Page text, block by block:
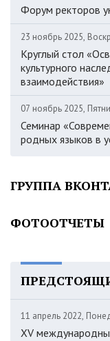
Форум ректоров
23 ноябрь 2025,
Круглый стол
культурного
взаимодействия»
07 ноябрь 2025,
Семинар
родных языков в
ГРУППА
ФОТООТЧЕТЫ
11 апрель 2022,
XV